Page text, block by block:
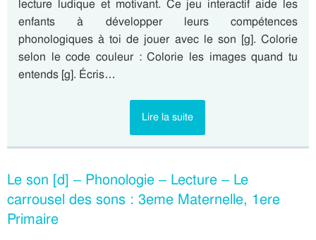
lecture ludique et motivant. Ce jeu interactif aide les
enfants à développer leurs compétences
phonologiques à toi de jouer avec le son [g]. Colorie
selon le code couleur : Colorie les images quand tu
entends [g]. Écris…
Lire la suite
Le son [d] – Phonologie – Lecture – Le
carrousel des sons : 3eme Maternelle, 1ere
Primaire